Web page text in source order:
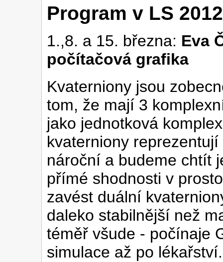
Program v LS
1.,8. a 15. března: Eva
počítačová grafika
Kvaterniony jsou
tom, že mají 3
jako jednotková
kvaterniony
nároční a budeme chtít
přímé shodnosti v
zavést duální
daleko stabilnější než
téměř všude - počínaje
simulace až po lékařství.